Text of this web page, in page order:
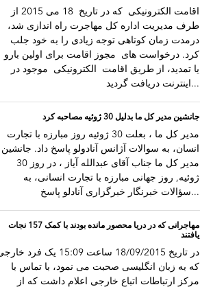
اقامت الکترونیکی که در تاریخ 18 می 2015 از
طرف مدیریت اداره کل مهاجرت راه اندازی شد،
درمدت زمان کوتاهی توجه زیادی را به خود جلب
کرد. درخواست های مجوز اقامت برای اولین بارو
یا تمدید، از طریق اقامت الکترونیکی موجود در
اینترنت دریافت گردید...
جانشین مدیر کل ما بدلیل 30 ژوئیه مصاحبه کرد
مدیر کل ما ، بعلت 30 ژوئیه روز مبارزه با تجارت
انسان، به سوالات آژانس آنادولو پاسخ داد. جانشین
مدیر کل ما جناب آقای عبدالله آیاز ، در روز 30
ژوئیه, روز جهانی مبارزه با تجارت انسانی، به
سؤالات خبرنگار خبرگزاری آنادلو پاسخ...
مهاجرانی که در دریا محصور مانده بودند با کمک 157 نجات
یافتند
در تاریخ 18/09/2015 ساعت 15:09 یک فرد
که به زبان انگلیسی صحبت می نمود، با تماس با
مرکز ارتباطات اتباع خارجی اعلام داشت که از